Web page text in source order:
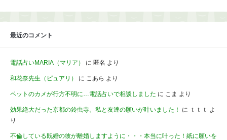
最近のコメント
電話占いMARIA（マリア） に 匿名 より
和花奈先生（ピュアリ） に こあら より
ペットのカメが行方不明に…電話占いで相談しました に こま より
効果絶大だった京都の鈴虫寺。私と友達の願いが叶いました！ に ｔｔｔ
よ
り
不倫している既婚の彼が離婚しますように・・・本当に叶った！紙に願いを